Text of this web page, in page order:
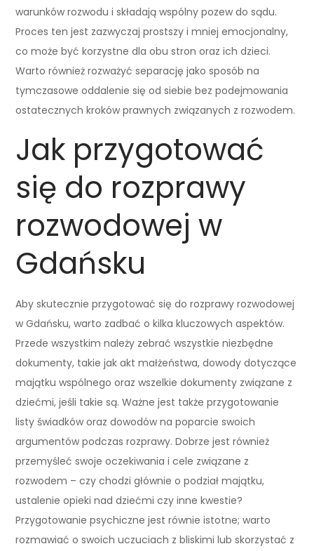
warunków rozwodu i składają wspólny pozew do sądu.
Proces ten jest zazwyczaj prostszy i mniej emocjonalny,
co może być korzystne dla obu stron oraz ich dzieci.
Warto również rozważyć separację jako sposób na
tymczasowe oddalenie się od siebie bez podejmowania
ostatecznych kroków prawnych związanych z rozwodem.
Jak przygotować
się do rozprawy
rozwodowej w
Gdańsku
Aby skutecznie przygotować się do rozprawy rozwodowej
w Gdańsku, warto zadbać o kilka kluczowych aspektów.
Przede wszystkim należy zebrać wszystkie niezbędne
dokumenty, takie jak akt małżeństwa, dowody dotyczące
majątku wspólnego oraz wszelkie dokumenty związane z
dziećmi, jeśli takie są. Ważne jest także przygotowanie
listy świadków oraz dowodów na poparcie swoich
argumentów podczas rozprawy. Dobrze jest również
przemyśleć swoje oczekiwania i cele związane z
rozwodem – czy chodzi głównie o podział majątku,
ustalenie opieki nad dziećmi czy inne kwestie?
Przygotowanie psychiczne jest równie istotne; warto
rozmawiać o swoich uczuciach z bliskimi lub skorzystać z